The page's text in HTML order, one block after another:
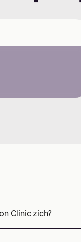
Clinic zich?